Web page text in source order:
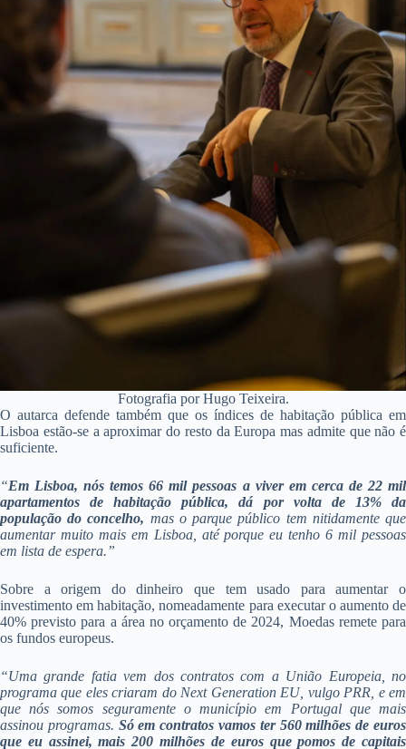
Fotografia por Hugo Teixeira.
O autarca defende também que os índices de habitação pública em
Lisboa estão-se a aproximar do resto da Europa mas admite que não é
suficiente.
“Em Lisboa, nós temos 66 mil pessoas a viver em cerca de 22 mil
apartamentos de habitação pública, dá por volta de 13% da
população do concelho, mas o parque público tem nitidamente que
aumentar muito mais em Lisboa, até porque eu tenho 6 mil pessoas
em lista de espera.”
Sobre a origem do dinheiro que tem usado para aumentar o
investimento em habitação, nomeadamente para executar o aumento de
40% previsto para a área no orçamento de 2024, Moedas remete para
os fundos europeus.
“Uma grande fatia vem dos contratos com a União Europeia, no
programa que eles criaram do Next Generation EU, vulgo PRR, e em
que nós somos seguramente o município em Portugal que mais
assinou programas. Só em contratos vamos ter 560 milhões de euros
que eu assinei, mais 200 milhões de euros que pomos de capitais